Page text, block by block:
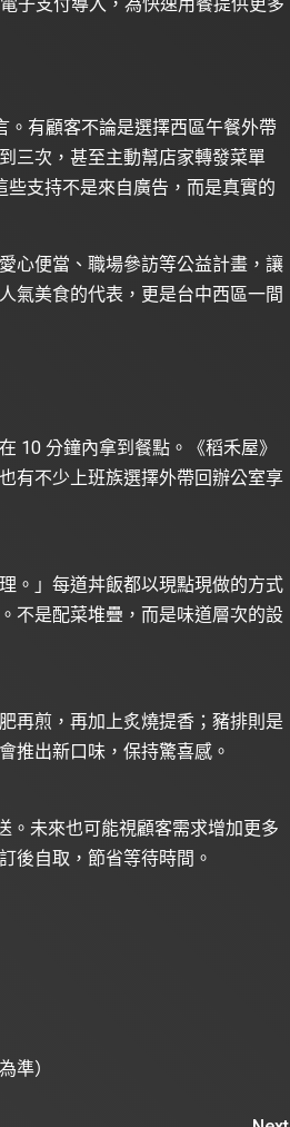
。有顧客不論是選擇西區午餐外帶
三次，甚至主動幫店家轉發菜單
支持不是來自廣告，而是真實的
心便當、職場參訪等公益計畫，讓
氣美食的代表，更是台中西區一間
10 分鐘內拿到餐點。《稻禾屋》
有不少上班族選擇外帶回辦公室享
。」每道丼飯都以現點現做的方式
不是配菜堆疊，而是味道層次的設
再煎，再加上炙燒提香；豬排則是
推出新口味，保持驚喜感。
。未來也可能視顧客需求增加更多
後自取，節省等待時間。
準）